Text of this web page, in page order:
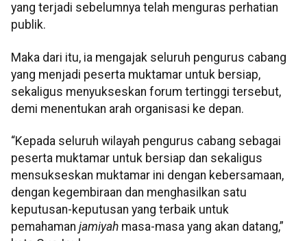
yang terjadi sebelumnya telah menguras perhatian
publik.
Maka dari itu, ia mengajak seluruh pengurus cabang
yang menjadi peserta muktamar untuk bersiap,
sekaligus menyukseskan forum tertinggi tersebut,
demi menentukan arah organisasi ke depan.
“Kepada seluruh wilayah pengurus cabang sebagai
peserta muktamar untuk bersiap dan sekaligus
mensukseskan muktamar ini dengan kebersamaan,
dengan kegembiraan dan menghasilkan satu
keputusan-keputusan yang terbaik untuk
pemahaman jamiyah masa-masa yang akan datang,”